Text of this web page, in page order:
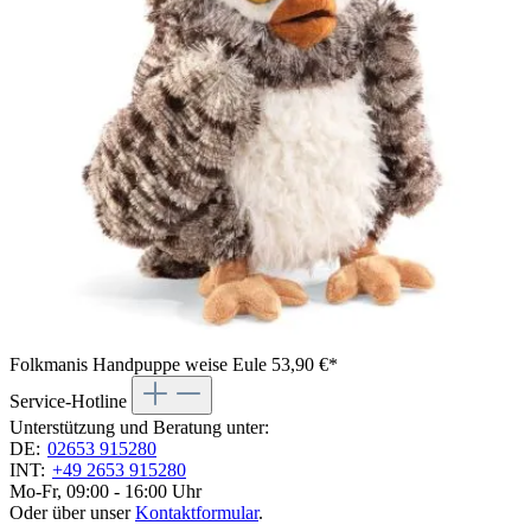
Folkmanis Handpuppe weise Eule 53,90 €*
Service-Hotline
Unterstützung und Beratung unter:
DE: 02653 915280
INT: +49 2653 915280
Mo-Fr, 09:00 - 16:00 Uhr
Oder über unserKontaktformular.